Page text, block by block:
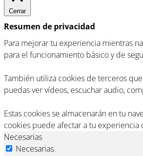
Cerrar
Resumen de privacidad
Para mejorar tu experiencia mientras
para el funcionamiento básico y de
También utiliza cookies de terceros
puedas ver vídeos, escuchar audio,
Estas cookies se almacenarán en tu
cookies puede afectar a tu experiencia
Necesarias
Necesarias